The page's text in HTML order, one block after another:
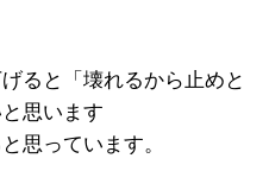
ると「壊れるから止めと
思います
思っています。